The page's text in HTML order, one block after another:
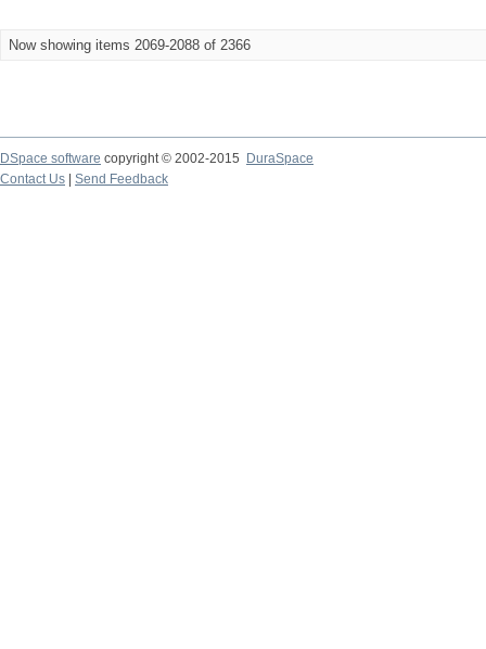
Now showing items 2069-2088 of 2366
DSpace software copyright © 2002-2015
DuraSpace
Contact Us
Send Feedback